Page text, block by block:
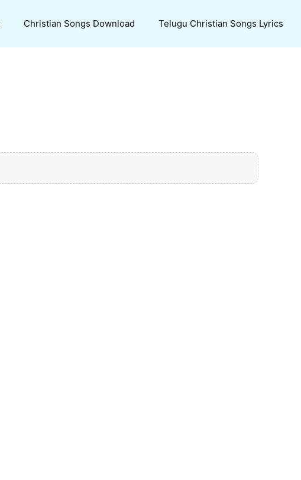
Christian Songs Download Telugu Christian Songs Lyrics